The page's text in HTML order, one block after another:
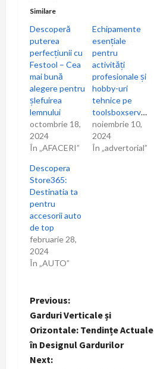
Similare
Descoperă
puterea
perfecțiunii cu
Festool – Cea
mai bună
alegere pentru
șlefuirea
lemnului
octombrie 18,
2024
În „AFACERI”
Echipamente
esențiale
pentru
activități
profesionale și
hobby-uri
tehnice pe
toolsboxservices.ro
noiembrie 10,
2024
În „advertorial”
Descopera
Store365:
Destinatia ta
pentru
accesorii auto
de top
februarie 28,
2024
În „AUTO”
P
o
s
Previous:
Garduri Verticale și
Orizontale: Tendințe Actuale
în Designul Gardurilor
Next: